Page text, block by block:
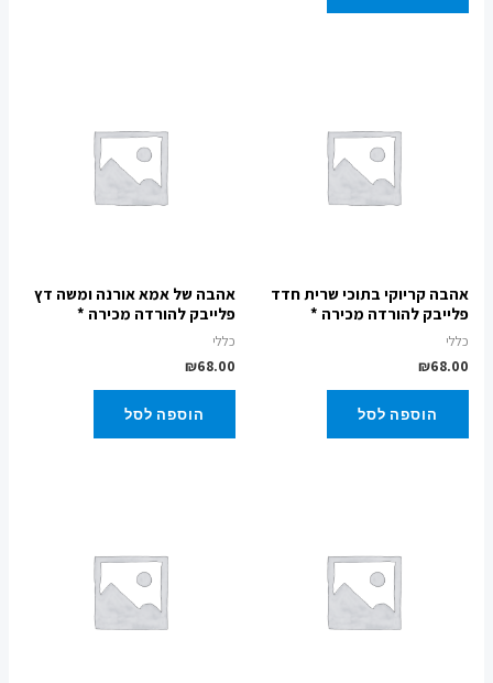
אהבה קריוקי בתוכי שרית חדד
פלייבק להורדה מכירה *
כללי
₪68.00
הוספה לסל
אהבה של אמא אורנה ומשה דץ
פלייבק להורדה מכירה *
כללי
₪68.00
הוספה לסל